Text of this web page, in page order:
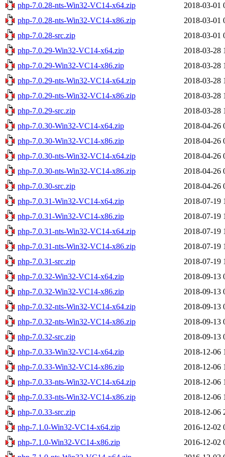
php-7.0.28-nts-Win32-VC14-x64.zip
2018-03-01
php-7.0.28-nts-Win32-VC14-x86.zip
2018-03-01
php-7.0.28-src.zip
2018-03-01
php-7.0.29-Win32-VC14-x64.zip
2018-03-28
php-7.0.29-Win32-VC14-x86.zip
2018-03-28
php-7.0.29-nts-Win32-VC14-x64.zip
2018-03-28
php-7.0.29-nts-Win32-VC14-x86.zip
2018-03-28
php-7.0.29-src.zip
2018-03-28
php-7.0.30-Win32-VC14-x64.zip
2018-04-26
php-7.0.30-Win32-VC14-x86.zip
2018-04-26
php-7.0.30-nts-Win32-VC14-x64.zip
2018-04-26
php-7.0.30-nts-Win32-VC14-x86.zip
2018-04-26
php-7.0.30-src.zip
2018-04-26
php-7.0.31-Win32-VC14-x64.zip
2018-07-19
php-7.0.31-Win32-VC14-x86.zip
2018-07-19
php-7.0.31-nts-Win32-VC14-x64.zip
2018-07-19
php-7.0.31-nts-Win32-VC14-x86.zip
2018-07-19
php-7.0.31-src.zip
2018-07-19
php-7.0.32-Win32-VC14-x64.zip
2018-09-13
php-7.0.32-Win32-VC14-x86.zip
2018-09-13
php-7.0.32-nts-Win32-VC14-x64.zip
2018-09-13
php-7.0.32-nts-Win32-VC14-x86.zip
2018-09-13
php-7.0.32-src.zip
2018-09-13
php-7.0.33-Win32-VC14-x64.zip
2018-12-06
php-7.0.33-Win32-VC14-x86.zip
2018-12-06
php-7.0.33-nts-Win32-VC14-x64.zip
2018-12-06
php-7.0.33-nts-Win32-VC14-x86.zip
2018-12-06
php-7.0.33-src.zip
2018-12-06
php-7.1.0-Win32-VC14-x64.zip
2016-12-02
php-7.1.0-Win32-VC14-x86.zip
2016-12-02